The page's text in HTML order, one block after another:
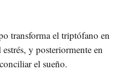
transforma el triptófano en
y posteriormente en
el sueño.